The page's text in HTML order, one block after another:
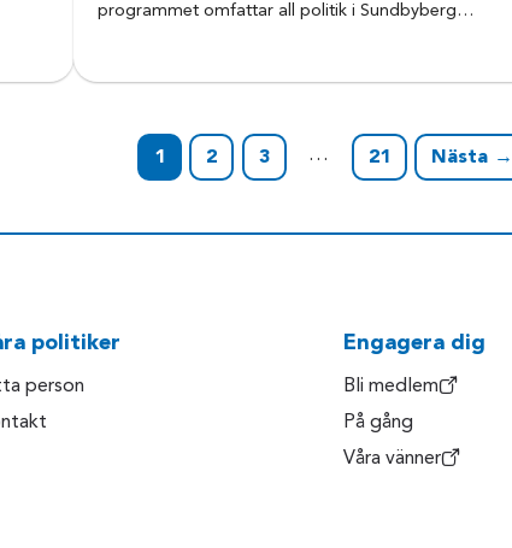
programmet omfattar all politik i Sundbyberg…
1 2 3 … 21 Nästa →
politiker
person
Engagera dig
Bli medlem
På gång
Våra vänner